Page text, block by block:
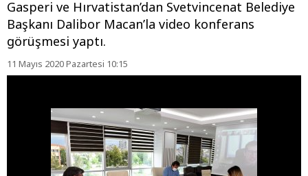
Gasperi ve Hırvatistan’dan Svetvincenat Belediye
Başkanı Dalibor Macan’la video konferans
görüşmesi yaptı.
11 Mayıs 2020 Pazartesi 10:15